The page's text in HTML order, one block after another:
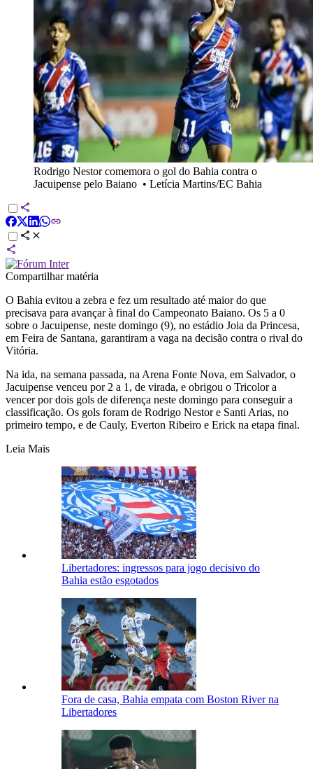
Rodrigo Nestor comemora o gol do Bahia contra o
Jacuipense pelo Baiano • Letícia Martins/EC Bahia
Compartilhar matéria
O Bahia evitou a zebra e fez um resultado até maior do que
precisava para avançar à final do Campeonato Baiano. Os 5 a 0
sobre o Jacuipense, neste domingo (9), no estádio Joia da Princesa,
em Feira de Santana, garantiram a vaga na decisão contra o rival do
Vitória.
Na ida, na semana passada, na Arena Fonte Nova, em Salvador, o
Jacuipense venceu por 2 a 1, de virada, e obrigou o Tricolor a
vencer por dois gols de diferença neste domingo para conseguir a
classificação. Os gols foram de Rodrigo Nestor e Santi Arias, no
primeiro tempo, e de Cauly, Everton Ribeiro e Erick na etapa final.
Leia Mais
Libertadores: ingressos para jogo decisivo do
Bahia estão esgotados
Fora de casa, Bahia empata com Boston River na
Libertadores